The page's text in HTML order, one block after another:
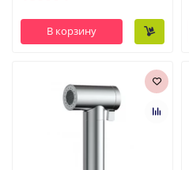
В корзину